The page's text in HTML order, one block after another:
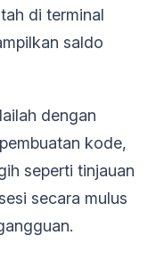
di terminal
saldo
dengan
kode,
seperti tinjauan
secara mulus